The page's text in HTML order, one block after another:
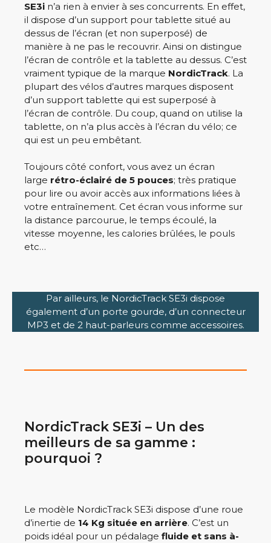
SE3i n’a rien à envier à ses concurrents. En effet,
il dispose d’un support pour tablette situé au
dessus de l’écran (et non superposé) de
manière à ne pas le recouvrir. Ainsi on distingue
l’écran de contrôle et la tablette au dessus. C’est
vraiment typique de la marque NordicTrack. La
plupart des vélos d’autres marques disposent
d’un support tablette qui est superposé à
l’écran de contrôle. Du coup, quand on utilise la
tablette, on n’a plus accès à l’écran du vélo; ce
qui est un peu embêtant.
Toujours côté confort, vous avez un écran
large rétro-éclairé de 5 pouces; très pratique
pour lire ou avoir accès aux informations liées à
votre entraînement. Cet écran vous informe sur
la distance parcourue, le temps écoulé, la
vitesse moyenne, les calories brûlées, le pouls
etc…
Par ailleurs, le NordicTrack SE3i dispose
également d’un porte gourde, d’un connecteur
MP3 et de 2 haut-parleurs comme accessoires.
NordicTrack SE3i – Un des
meilleurs de sa gamme :
pourquoi ?
Le modèle NordicTrack SE3i dispose d’une roue
d’inertie de 14 Kg située en arrière. C’est un
poids idéal pour un pédalage fluide et sans à-